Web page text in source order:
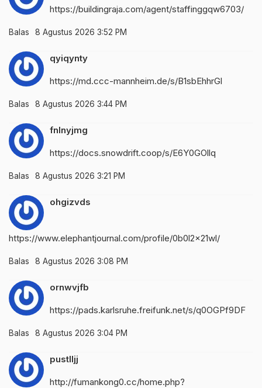
https://buildingraja.com/agent/staffinggqw6703/
Balas 8 Agustus 2026 3:52 PM
qyiqynty
https://md.ccc-mannheim.de/s/B1sbEhhrGl
Balas 8 Agustus 2026 3:44 PM
fnlnyjmg
https://docs.snowdrift.coop/s/E6Y0GOllq
Balas 8 Agustus 2026 3:21 PM
ohgizvds
https://www.elephantjournal.com/profile/0b0l2x21wl/
Balas 8 Agustus 2026 3:08 PM
ornwvjfb
https://pads.karlsruhe.freifunk.net/s/q0OGPf9DF
Balas 8 Agustus 2026 3:04 PM
pustlljj
http://fumankong0.cc/home.php?